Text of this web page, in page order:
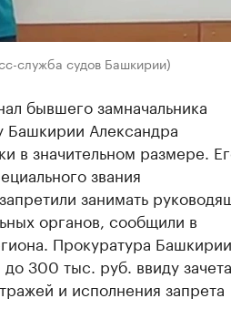
служба судов Башкирии)
бывшего замначальника
Александра
в значительном размере.
звания
занимать
органов, сообщили в
Прокуратура Башкирии
300 тыс. руб. ввиду зачета
и исполнения запрета